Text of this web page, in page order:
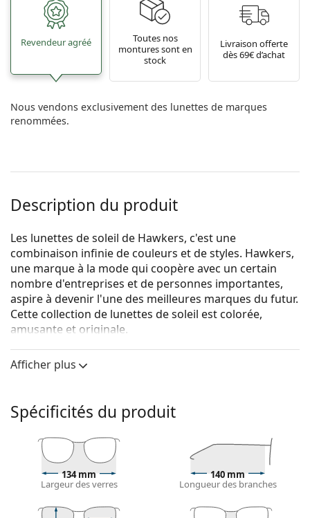
Revendeur agréé
Toutes nos
montures sont en
stock
Livraison offerte
dès 69€ d’achat
Nous vendons exclusivement des lunettes de marques
renommées.
Description du produit
Les lunettes de soleil de Hawkers, c'est une
combinaison infinie de couleurs et de styles. Hawkers,
une marque à la mode qui coopère avec un certain
nombre d'entreprises et de personnes importantes,
aspire à devenir l'une des meilleures marques du futur.
Cette collection de lunettes de soleil est colorée,
amusante et originale.
Hawkers Polarized Fusion Rose Gold Onesont des
lunettes de soleil unisexes.
soleil grâce à la fonction d'essayage virtuel de
Lentiamo.
Monture de lunettes de soleil
La couleur noire de la monture s'accorde
parfaitement avec tous les types de teint et des
Lunettes de soleil à montures carréessont un choix
Afficher plus
Spécificités du produit
134 mm
Largeur des verres
140 mm
Longueur des branches